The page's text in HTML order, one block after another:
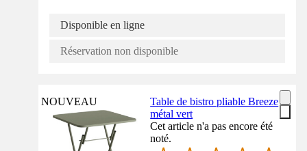
Disponible en ligne
Réservation non disponible
NOUVEAU
Table de bistro pliable Breeze
métal vert
Cet article n'a pas encore été
noté.